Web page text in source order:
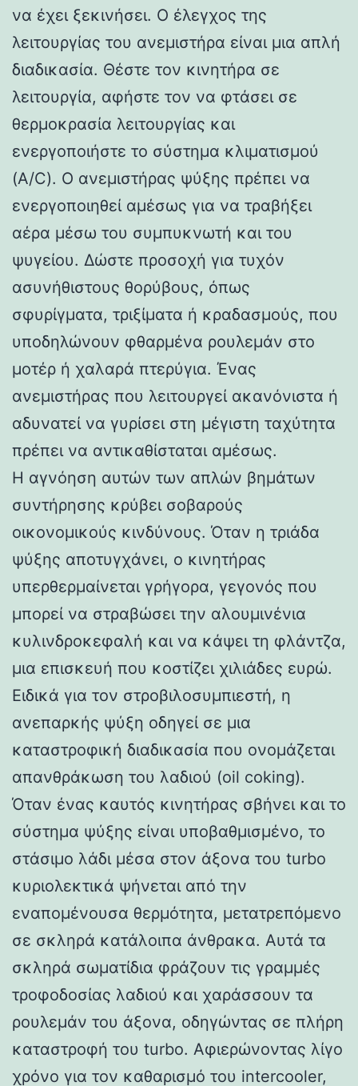
να έχει ξεκινήσει. Ο έλεγχος της
λειτουργίας του ανεμιστήρα είναι μια απλή
διαδικασία. Θέστε τον κινητήρα σε
λειτουργία, αφήστε τον να φτάσει σε
θερμοκρασία λειτουργίας και
ενεργοποιήστε το σύστημα κλιματισμού
(A/C). Ο ανεμιστήρας ψύξης πρέπει να
ενεργοποιηθεί αμέσως για να τραβήξει
αέρα μέσω του συμπυκνωτή και του
ψυγείου. Δώστε προσοχή για τυχόν
ασυνήθιστους θορύβους, όπως
σφυρίγματα, τριξίματα ή κραδασμούς, που
υποδηλώνουν φθαρμένα ρουλεμάν στο
μοτέρ ή χαλαρά πτερύγια. Ένας
ανεμιστήρας που λειτουργεί ακανόνιστα ή
αδυνατεί να γυρίσει στη μέγιστη ταχύτητα
πρέπει να αντικαθίσταται αμέσως.
Η αγνόηση αυτών των απλών βημάτων
συντήρησης κρύβει σοβαρούς
οικονομικούς κινδύνους. Όταν η τριάδα
ψύξης αποτυγχάνει, ο κινητήρας
υπερθερμαίνεται γρήγορα, γεγονός που
μπορεί να στραβώσει την αλουμινένια
κυλινδροκεφαλή και να κάψει τη φλάντζα,
μια επισκευή που κοστίζει χιλιάδες ευρώ.
Ειδικά για τον στροβιλοσυμπιεστή, η
ανεπαρκής ψύξη οδηγεί σε μια
καταστροφική διαδικασία που ονομάζεται
απανθράκωση του λαδιού (oil coking).
Όταν ένας καυτός κινητήρας σβήνει και το
σύστημα ψύξης είναι υποβαθμισμένο, το
στάσιμο λάδι μέσα στον άξονα του turbo
κυριολεκτικά ψήνεται από την
εναπομένουσα θερμότητα, μετατρεπόμενο
σε σκληρά κατάλοιπα άνθρακα. Αυτά τα
σκληρά σωματίδια φράζουν τις γραμμές
τροφοδοσίας λαδιού και χαράσσουν τα
ρουλεμάν του άξονα, οδηγώντας σε πλήρη
καταστροφή του turbo. Αφιερώνοντας λίγο
χρόνο για τον καθαρισμό του intercooler,